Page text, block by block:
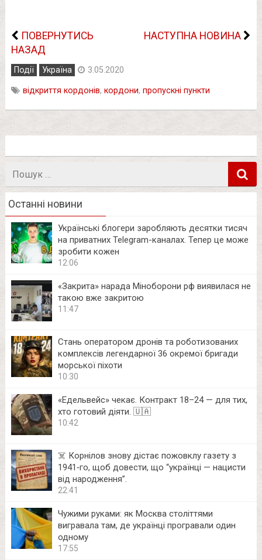
ПОВЕРНУТИСЬ
НАЗАД
НАСТУПНА НОВИНА
Події Україна 3.05.2020
відкриття кордонів, кордони, пропускні пункти
Останні новини
Українські блогери заробляють десятки тисяч
на приватних Telegram-каналах. Тепер це може
зробити кожен
12:06
«Закрита» нарада Міноборони рф виявилася не
такою вже закритою
11:47
Стань оператором дронів та роботизованих
комплексів легендарної 36 окремої бригади
морської піхоти
10:30
«Едельвейс» чекає. Контракт 18–24 — для тих,
хто готовий діяти. 🇺🇦
10:42
☠️ Корнілов знову дістає пожовклу газету з
1941‑го, щоб довести, що “українці — нацисти
від народження”.
22:41
Чужими руками: як Москва століттями
вигравала там, де українці програвали один
одному
17:55